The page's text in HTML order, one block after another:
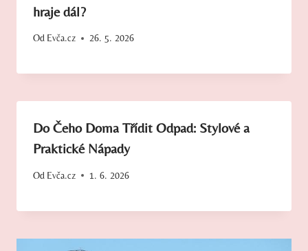
hraje dál?
Od Evča.cz 26. 5. 2026
Do Čeho Doma Třídit Odpad: Stylové a
Praktické Nápady
Od Evča.cz 1. 6. 2026